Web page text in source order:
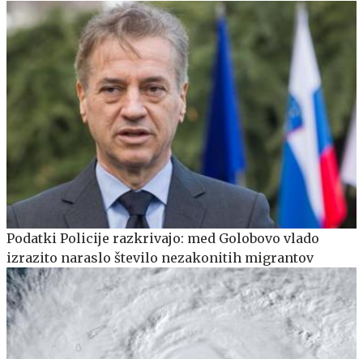
Podatki Policije razkrivajo: med Golobovo vlado
izrazito naraslo število nezakonitih migrantov